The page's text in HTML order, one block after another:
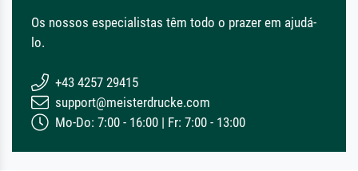
Os nossos especialistas têm todo o prazer em ajudá-
lo.
+43 4257 29415
support@meisterdrucke.com
Mo-Do: 7:00 - 16:00 | Fr: 7:00 - 13:00